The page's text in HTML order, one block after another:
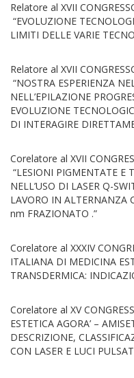
Relatore al XVII
“EVOLUZIONE
LIMITI DELLE VARIE
Relatore al XVII
“NOSTRA ESPERIENZA
NELL’EPILAZIONE
EVOLUZIONE
DI INTERAGIRE
Corelatore al XVII
“LESIONI PIGMENTATE E
NELL’USO DI LASER Q-
LAVORO IN ALTERNANZA
nm FRAZIONATO .”
Corelatore al XXXIV
ITALIANA DI MEDICINA
TRANSDERMICA:
Corelatore al XV
ESTETICA AGORA’ –
DESCRIZIONE,
CON LASER E LUCI